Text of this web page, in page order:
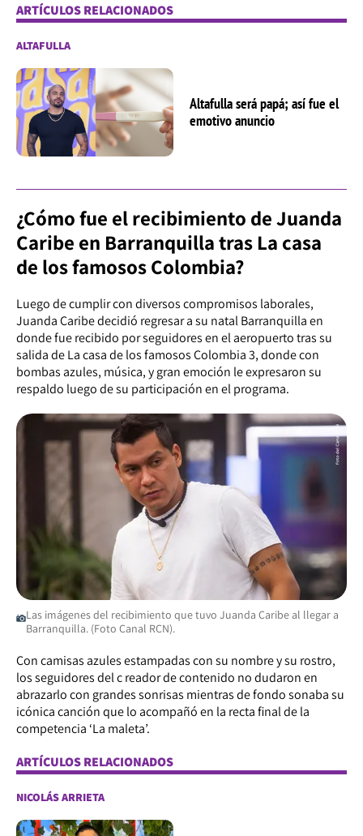
ARTÍCULOS RELACIONADOS
ALTAFULLA
Altafulla será papá; así fue el
emotivo anuncio
¿Cómo fue el recibimiento de Juanda
Caribe en Barranquilla tras La casa
de los famosos Colombia?
Luego de cumplir con diversos compromisos laborales,
Juanda Caribe decidió regresar a su natal Barranquilla en
donde fue recibido por seguidores en el aeropuerto tras su
salida de La casa de los famosos Colombia 3, donde con
bombas azules, música, y gran emoción le expresaron su
respaldo luego de su participación en el programa.
Las imágenes del recibimiento que tuvo Juanda Caribe al llegar a
Barranquilla. (Foto Canal RCN).
Con camisas azules estampadas con su nombre y su rostro,
los seguidores del c reador de contenido no dudaron en
abrazarlo con grandes sonrisas mientras de fondo sonaba su
icónica canción que lo acompañó en la recta final de la
competencia ‘La maleta’.
ARTÍCULOS RELACIONADOS
NICOLÁS ARRIETA